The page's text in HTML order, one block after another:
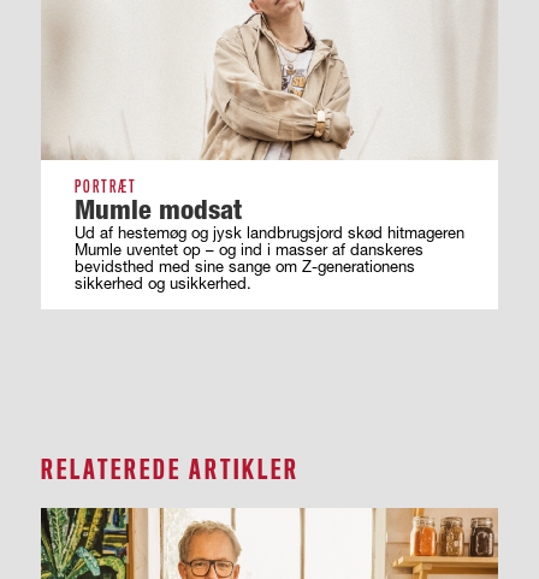
PORTRÆT
Mumle modsat
Ud af hestemøg og jysk landbrugsjord skød hitmageren
Mumle uventet op – og ind i masser af ­danskeres
bevidsthed med sine sange om ­Z-generationens
sikkerhed og usikkerhed.
RELATEREDE ARTIKLER